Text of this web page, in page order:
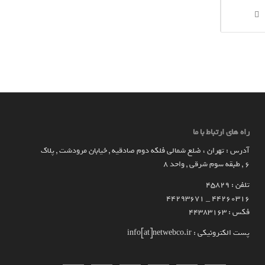
راه های ارتباط با ما
آدرس : تهران ، ضلع شمالی فلکه دوم صادقیه , خیابان مرودشت , پلاک
۶ , طبقه سوم شرقی , واحد ۸
تلفن : 45829
۴۴۲۶۰۳۱۶ _ 44293671
فکس : 44383163
پست الکترونیکی : info[at]netwebco.ir